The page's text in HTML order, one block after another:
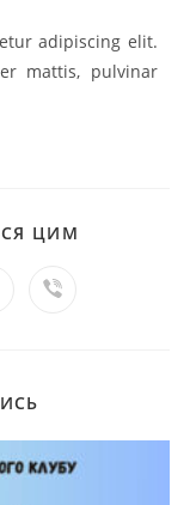
adipiscing elit.
mattis, pulvinar
ЦИМ